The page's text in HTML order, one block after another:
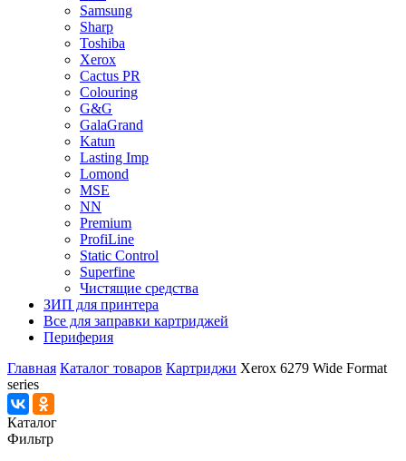
Samsung
Sharp
Toshiba
Xerox
Cactus PR
Colouring
G&G
GalaGrand
Katun
Lasting Imp
Lomond
MSE
NN
Premium
ProfiLine
Static Control
Superfine
Чистящие средства
ЗИП для принтера
Все для заправки картриджей
Периферия
Главная Каталог товаров Картриджи Xerox 6279 Wide Format
series
Каталог
Фильтр